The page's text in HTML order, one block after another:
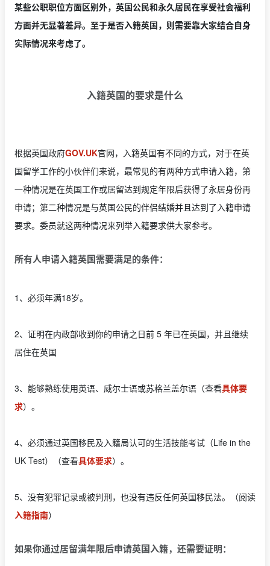
某些公职职位方面区别外，英国公民和永久居民在享受社会福利
方面并无显著差异。至于是否入籍英国，则需要靠大家结合自身
实际情况来考虑了。
入籍英国的要求是什么
根据英国政府GOV.UK官网，入籍英国有不同的方式，对于在英
国留学工作的小伙伴们来说，最常见的有两种方式申请入籍，第
一种情况是在英国工作或居留达到规定年限后获得了永居身份再
申请；第二种情况是与英国公民的伴侣结婚并且达到了入籍申请
要求。委员就这两种情况来列举入籍要求供大家参考。
所有人申请入籍英国需要满足的条件：
1、必须年满18岁。
2、证明在内政部收到你的申请之日前 5 年已在英国，并且继续
居住在英国
3、能够熟练使用英语、威尔士语或苏格兰盖尔语（查看具体要
求）。
4、必须通过英国移民及入籍局认可的生活技能考试（Life in the
UK Test）（查看具体要求）。
5、没有犯罪记录或被判刑，也没有违反任何英国移民法。（阅读
入籍指南）
如果你通过居留满年限后申请英国入籍，还需要证明：